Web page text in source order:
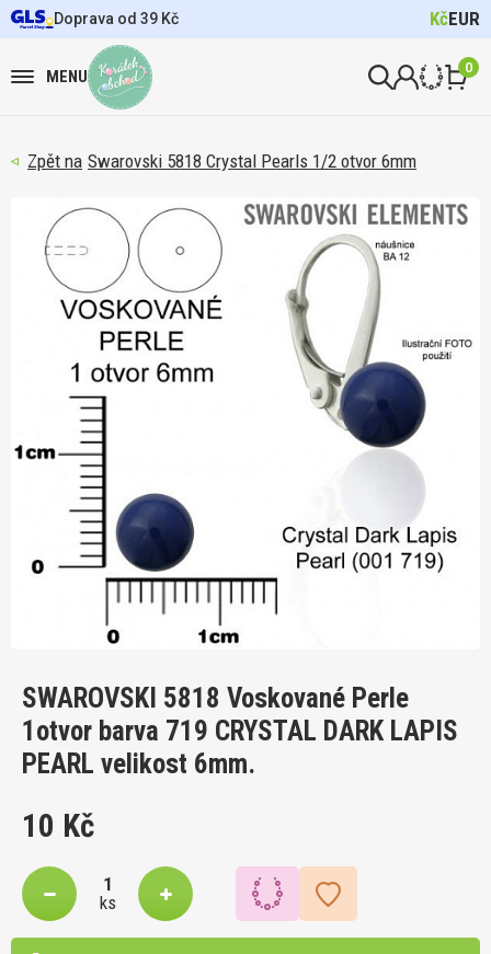
Doprava od 39 Kč KčEUR
MENU 0
Swarovski 5818 Crystal Pearls 1/2 otvor 6mm
SWAROVSKI 5818 Voskované Perle
1otvor barva 719 CRYSTAL DARK LAPIS
PEARL velikost 6mm.
10 Kč
ks